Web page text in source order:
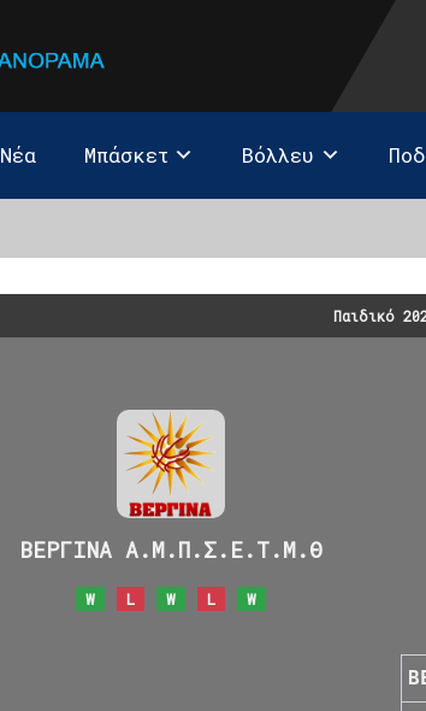
Νέα Μπάσκετ Βόλλευ
Παιδικό
ΒΕΡΓΙΝΑ Α.Μ.Π.Σ.Ε.Τ.Μ.Θ
W L W L W